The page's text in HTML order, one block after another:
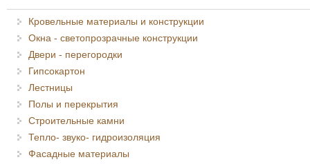
Кровельные материалы и конструкции
Окна - светопрозрачные конструкции
Двери - перегородки
Гипсокартон
Лестницы
Полы и перекрытия
Строительные камни
Тепло- звуко- гидроизоляция
Фасадные материалы